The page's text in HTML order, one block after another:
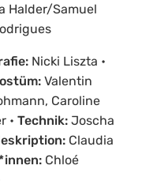
Halder/Samuel
Nicki Liszta •
Valentin
Caroline
•Technik: Joscha
Claudia
Chloé